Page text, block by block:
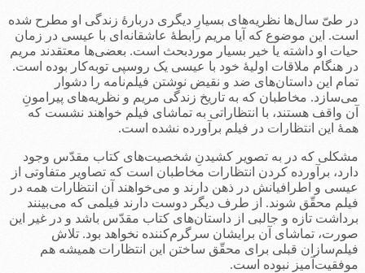
در طیّ سال‌ها نظریه‌های بسیارِ دیگری دربارۀ زندگی او مطرح شده
است. این موضوع که آیا مریم رابطۀ عاشقانه‌ای با عیسی در زمان
حیات او داشته یا خیر بسیار موردبحث است. بعضی‌ها معتقدند مریم
در هنگام ملاقات اولیۀ خود با عیسی یک روسپی توبه‌کار بوده است.
تمام این داستان‌های ضد و نقیض نوشتن فیلم‌نامه را دشوار
می‌سازد. مخاطبان که به تاریخ زندگی مریم و نظریه‌های پیرامونِ
آن واقف هستند، با انتظاراتی به تماشای فیلم خواهند نشست که
همۀ این انتظارات در فیلم برآورده نشده است.
مشکلی که در به تصویر کشیدنِ شخصیت‌های کتاب مقدّس وجود
دارد، برآورده کردن انتظارات مخاطبان است که تصاویر متفاوتی از
عیسی و اطرافیانش در ذهن دارند و می‌خواهند آن انتظارات همه در
فیلم محقّق شوند. از طرف دیگر دوست دارند فیلمی که می‌بینند
برداشت تازه و جالبی از داستان‌های کتاب مقدّس باشد و در غیر این
صورت، تماشای آن برایشان سرگرم‌کننده نخواهد بود. تلاش
فیلم‌سازان قبلی برای محقّق ساختن این انتظارات همیشه هم
موفقیت‌آمیز نبوده است.